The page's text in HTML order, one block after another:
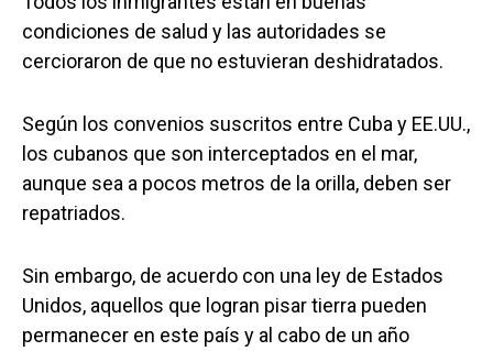
condiciones de salud y las autoridades se
cercioraron de que no estuvieran deshidratados.
Según los convenios suscritos entre Cuba y EE.UU.,
los cubanos que son interceptados en el mar,
aunque sea a pocos metros de la orilla, deben ser
repatriados.
Sin embargo, de acuerdo con una ley de Estados
Unidos, aquellos que logran pisar tierra pueden
permanecer en este país y al cabo de un año